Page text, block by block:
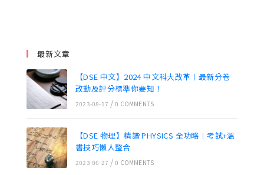
最新文章
【DSE 中文】2024 中文科大改革︱最新分卷
改動及評分標準你要知！
2023-08-17 / 0 COMMENTS
【DSE 物理】精讀 PHYSICS 全功略︱考試+溫
書技巧懶人整合
2023-06-27 / 0 COMMENTS